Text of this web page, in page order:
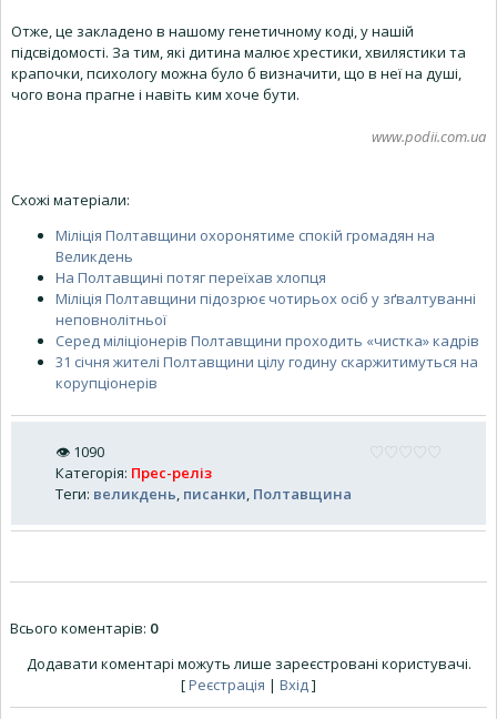
Отже, це закладено в нашому генетичному коді, у нашій
підсвідомості. За тим, які дитина малює хрестики, хвилястики та
крапочки, психологу можна було б визначити, що в неї на душі,
чого вона прагне і навіть ким хоче бути.
www.podii.com.ua
Схожі матеріали:
Міліція Полтавщини охоронятиме спокій громадян на
Великдень
На Полтавщині потяг переїхав хлопця
Міліція Полтавщини підозрює чотирьох осіб у зґвалтуванні
неповнолітньої
Серед міліціонерів Полтавщини проходить «чистка» кадрів
31 січня жителі Полтавщини цілу годину скаржитимуться на
корупціонерів
👁 1090
Категорія: Прес-реліз
Теги: великдень писанки Полтавщина
Всього коментарів: 0
Додавати коментарі можуть лише зареєстровані користувачі.
[Реєстрація | Вхід ]